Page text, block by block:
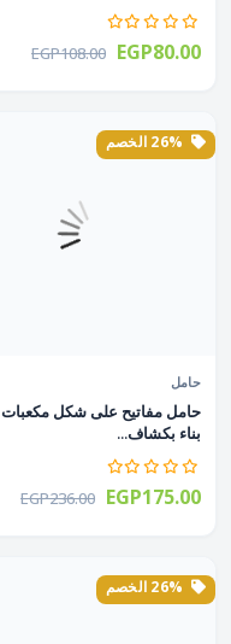
EGP108.00 EGP80.00
حامل
حامل مفاتيح على شكل مكعبات
بناء بكشاف...
EGP236.00 EGP175.00